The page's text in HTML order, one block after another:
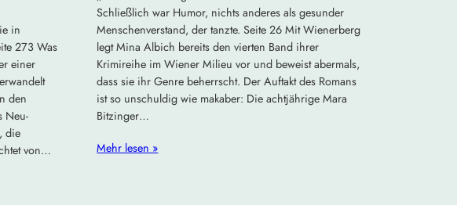
in
273 Was
einer
den
Neu-
die
von…
Schließlich war Humor, nichts anderes als gesunder
Menschenverstand, der tanzte. Seite 26 Mit Wienerberg
legt Mina Albich bereits den vierten Band ihrer
Krimireihe im Wiener Milieu vor und beweist abermals,
dass sie ihr Genre beherrscht. Der Auftakt des Romans
ist so unschuldig wie makaber: Die achtjährige Mara
Bitzinger…
Mehr lesen »